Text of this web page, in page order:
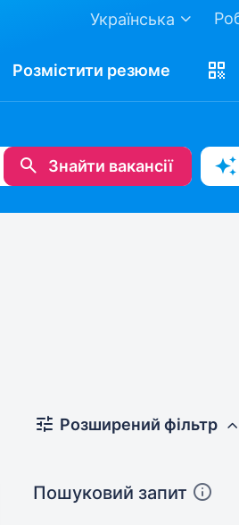
Українська
Розмістити резюме
Знайти вакансії
Розширений фільтр
Пошуковий запит